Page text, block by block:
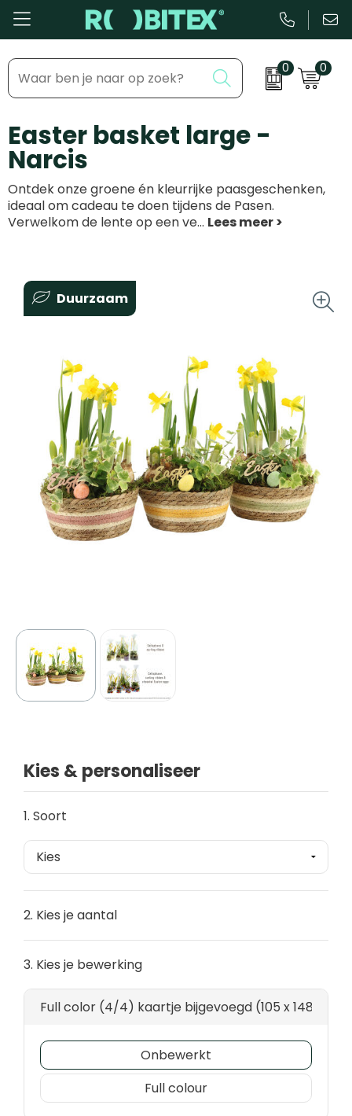
0 0
Bestsellers
Beurs & Event
Kantoor & Schrijfwaren
Eten & Drinkware
Groei & bloei
Outdoor & Vrije tijd
Technologie & gadgets
Home & Living
Inhaakmomenten
Feestdagen
Zakelijke evenementen
Dag van de ...
Easter basket large -
Narcis
Ontdek onze groene én kleurrijke paasgeschenken,
ideaal om cadeau te doen tijdens de Pasen.
Verwelkom de lente op een ve...
Duurzaam
Kies & personaliseer
1. Soort
2. Kies je aantal
3. Kies je bewerking
Full color (4/4) kaartje bijgevoegd (105 x 148)
Onbewerkt
Full colour